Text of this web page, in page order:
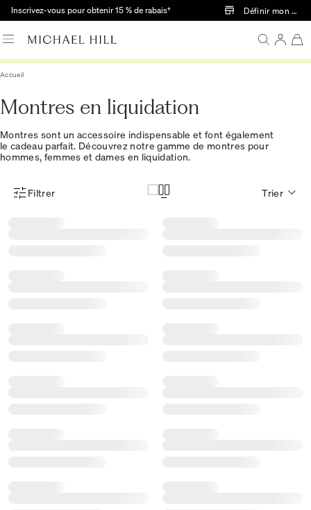
Passer au contenu principal
Inscrivez-vous pour obtenir 15 % de rabais† Définir mon
Accueil
Montres en liquidation
Montres sont un accessoire indispensable et font également
le cadeau parfait. Découvrez notre gamme de montres pour
hommes, femmes et dames en liquidation.
Menu des filtres d'articles
Filtrer Trier